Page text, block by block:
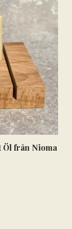
Öl från Nioma
efteråt.